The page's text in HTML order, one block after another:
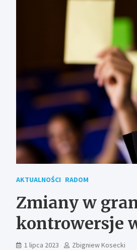
AKTUALNOŚCI RADOM
Zmiany w
kontrowersje
1 lipca 2023 Zbigniew Kosecki